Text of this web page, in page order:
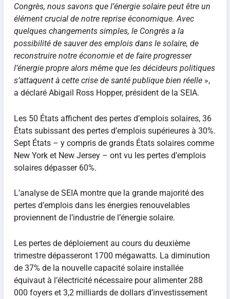
Congrès, nous savons que l’énergie solaire peut être un
élément crucial de notre reprise économique. Avec
quelques changements simples, le Congrès a la
possibilité de sauver des emplois dans le solaire, de
reconstruire notre économie et de faire progresser
l’énergie propre alors même que les décideurs politiques
s’attaquent à cette crise de santé publique bien réelle»,
a déclaré Abigail Ross Hopper, président de la SEIA.
Les 50 États affichent des pertes d’emplois solaires, 36
États subissant des pertes d’emplois supérieures à 30%.
Sept États – y compris de grands États solaires comme
New York et New Jersey – ont vu les pertes d’emplois
solaires dépasser 60%.
L’analyse de SEIA montre que la grande majorité des
pertes d’emplois dans les énergies renouvelables
proviennent de l’industrie de l’énergie solaire.
Les pertes de déploiement au cours du deuxième
trimestre dépasseront 1700 mégawatts. La diminution
de 37% de la nouvelle capacité solaire installée
équivaut à l’électricité nécessaire pour alimenter 288
000 foyers et 3,2 milliards de dollars d’investissement